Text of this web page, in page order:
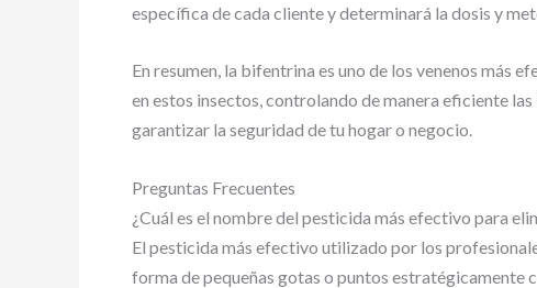
específica de cada cliente y determinará la dosis y
En resumen, la bifentrina es uno de los venenos más
en estos insectos, controlando de manera eficiente
garantizar la seguridad de tu hogar o negocio.
Preguntas Frecuentes
¿Cuál es el nombre del pesticida más efectivo para
El pesticida más efectivo utilizado por los
forma de pequeñas gotas o puntos estratégicamente